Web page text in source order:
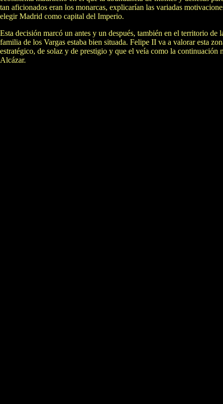
tan aficionados eran los monarcas, explicarían las variadas
elegir Madrid como capital del Imperio.
Esta decisión marcó un antes y un después, también en el territorio de
familia de los Vargas estaba bien situada. Felipe II va a valorar esta
estratégico, de solaz y de prestigio y que el veía como la continuación
Alcázar.